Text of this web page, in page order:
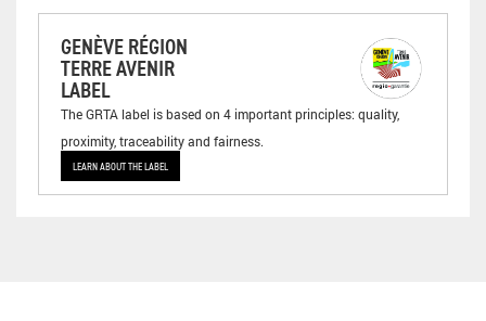
GENÈVE RÉGION
TERRE AVENIR
LABEL
The GRTA label is based on 4 important principles: quality,
proximity, traceability and fairness.
LEARN ABOUT THE LABEL